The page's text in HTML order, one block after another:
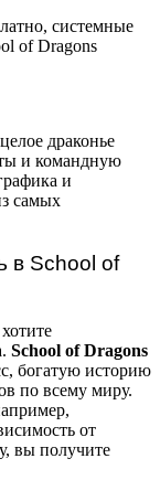
системные
of Dragons
драконье
и командную
и
самых
в School of
School of Dragons
богатую историю
по всему миру.
от
вы получите